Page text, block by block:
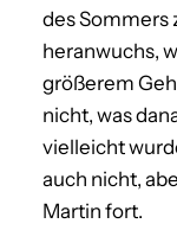
des Sommers
heranwuchs,
größerem
nicht, was
vielleicht
auch nicht,
Martin fort.